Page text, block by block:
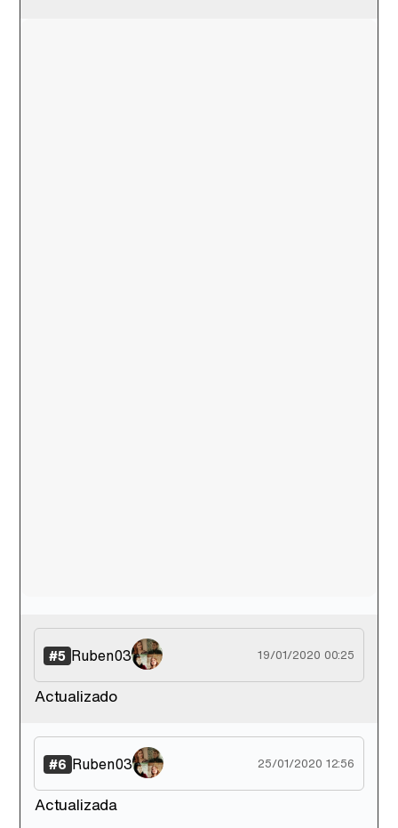
#5 Ruben03 19/01/2020 00:25
Actualizado
#6 Ruben03 25/01/2020 12:56
Actualizada